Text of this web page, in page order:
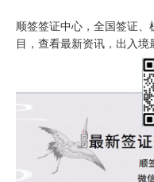
顺签签证中心，全国签证、
目，查看最新资讯，出入境